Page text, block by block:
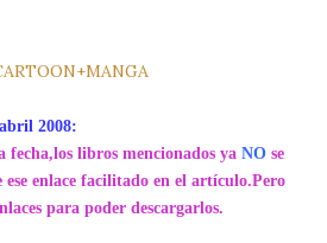
2008:
fecha,los libros mencionados ya NO se
ese enlace facilitado en el artículo.Pero
para poder descargarlos.